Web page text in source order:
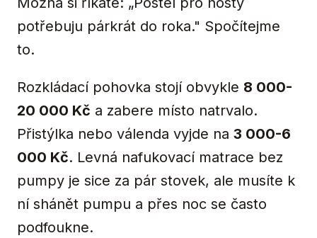
potřebuju párkrát do roka." Spočítejme
to.
Rozkládací pohovka stojí obvykle 8 000-
20 000 Kč a zabere místo natrvalo.
Přistýlka nebo válenda vyjde na 3 000-6
000 Kč. Levná nafukovací matrace bez
pumpy je sice za pár stovek, ale musíte k
ní shánět pumpu a přes noc se často
podfoukne.